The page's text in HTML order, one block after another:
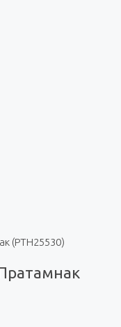
(PTH25530)